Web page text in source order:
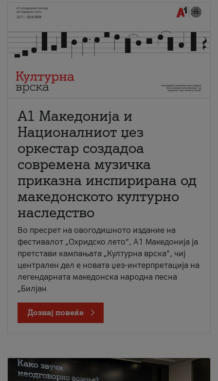
А1 Македонија и
Националниот џез
оркестар создадоа
современа музичка
приказна инспирирана од
македонското културно
наследство
Во пресрет на овогодишното издание на
фестивалот „Охридско лето“, А1 Македонија ја
претстави кампањата „Културна врска“, чиј
централен дел е новата џез-интерпретација на
легендарната македонска народна песна
„Билјан
Дознај повеќе